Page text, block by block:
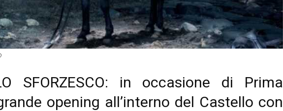
SFORZESCO: in occasione di Prima
opening all’interno del Castello con